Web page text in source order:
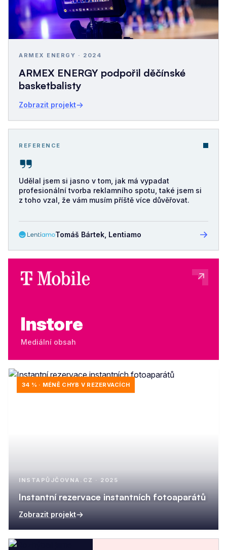
ARMEX ENERGY · 2024
ARMEX ENERGY podpořil děčínské
basketbalisty
Zobrazit projekt
REFERENCE
Udělal jsem si jasno v tom, jak má vypadat
profesionální tvorba reklamního spotu, také jsem si
z toho vzal, že vám musím příště více důvěřovat.
Tomáš Bártek, Lentiamo
Instore
Mediální obsah
34 % · MÉNĚ CHYB V REZERVACÍCH
INSTAPŮJČOVNA.CZ · 2025
Instantní rezervace instantních fotoaparátů
Zobrazit projekt